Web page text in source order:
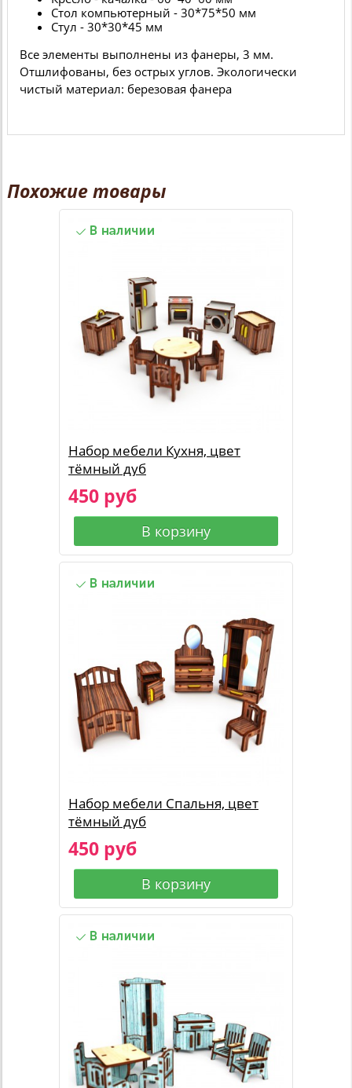
Стол компьютерный - 30*75*50 мм
Стул - 30*30*45 мм
Все элементы выполнены из фанеры, 3 мм.
Отшлифованы, без острых углов. Экологически
чистый материал: березовая фанера
Похожие товары
Набор мебели Кухня, цвет
тёмный дуб
450 руб
В корзину
Набор мебели Спальня, цвет
тёмный дуб
450 руб
В корзину